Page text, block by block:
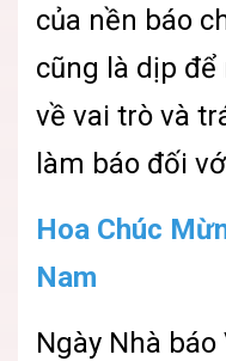
của nền báo
cũng là dịp
về vai trò và
làm báo đối
Hoa Chúc
Nam
Ngày Nhà